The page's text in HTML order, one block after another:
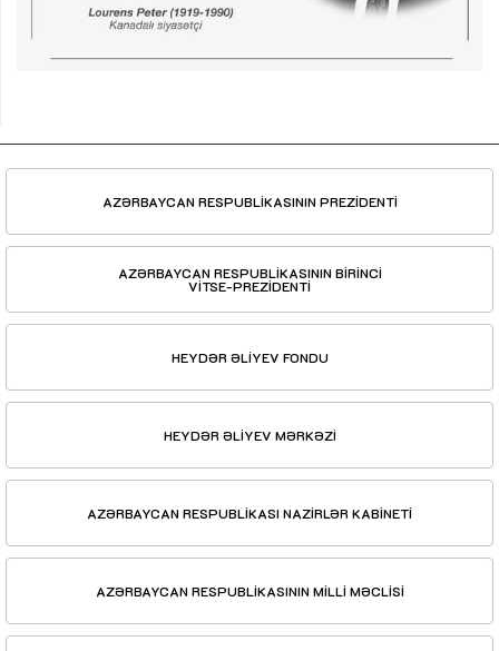
AZƏRBAYCAN RESPUBLİKASININ PREZİDENTİ
AZƏRBAYCAN RESPUBLİKASININ BİRİNCİ
VİTSE-PREZİDENTİ
HEYDƏR ƏLİYEV FONDU
HEYDƏR ƏLİYEV MƏRKƏZİ
AZƏRBAYCAN RESPUBLİKASI NAZİRLƏR KABİNETİ
AZƏRBAYCAN RESPUBLİKASININ MİLLİ MƏCLİSİ